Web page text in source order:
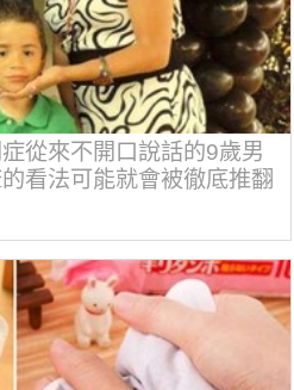
從來不開口說話的9歲男
看法可能就會被徹底推翻